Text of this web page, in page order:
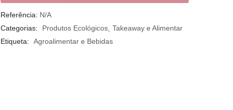
Referência: N/A
Categorias:
Produtos Ecológicos Takeaway e Alimentar
Etiqueta:
Agroalimentar e Bebidas